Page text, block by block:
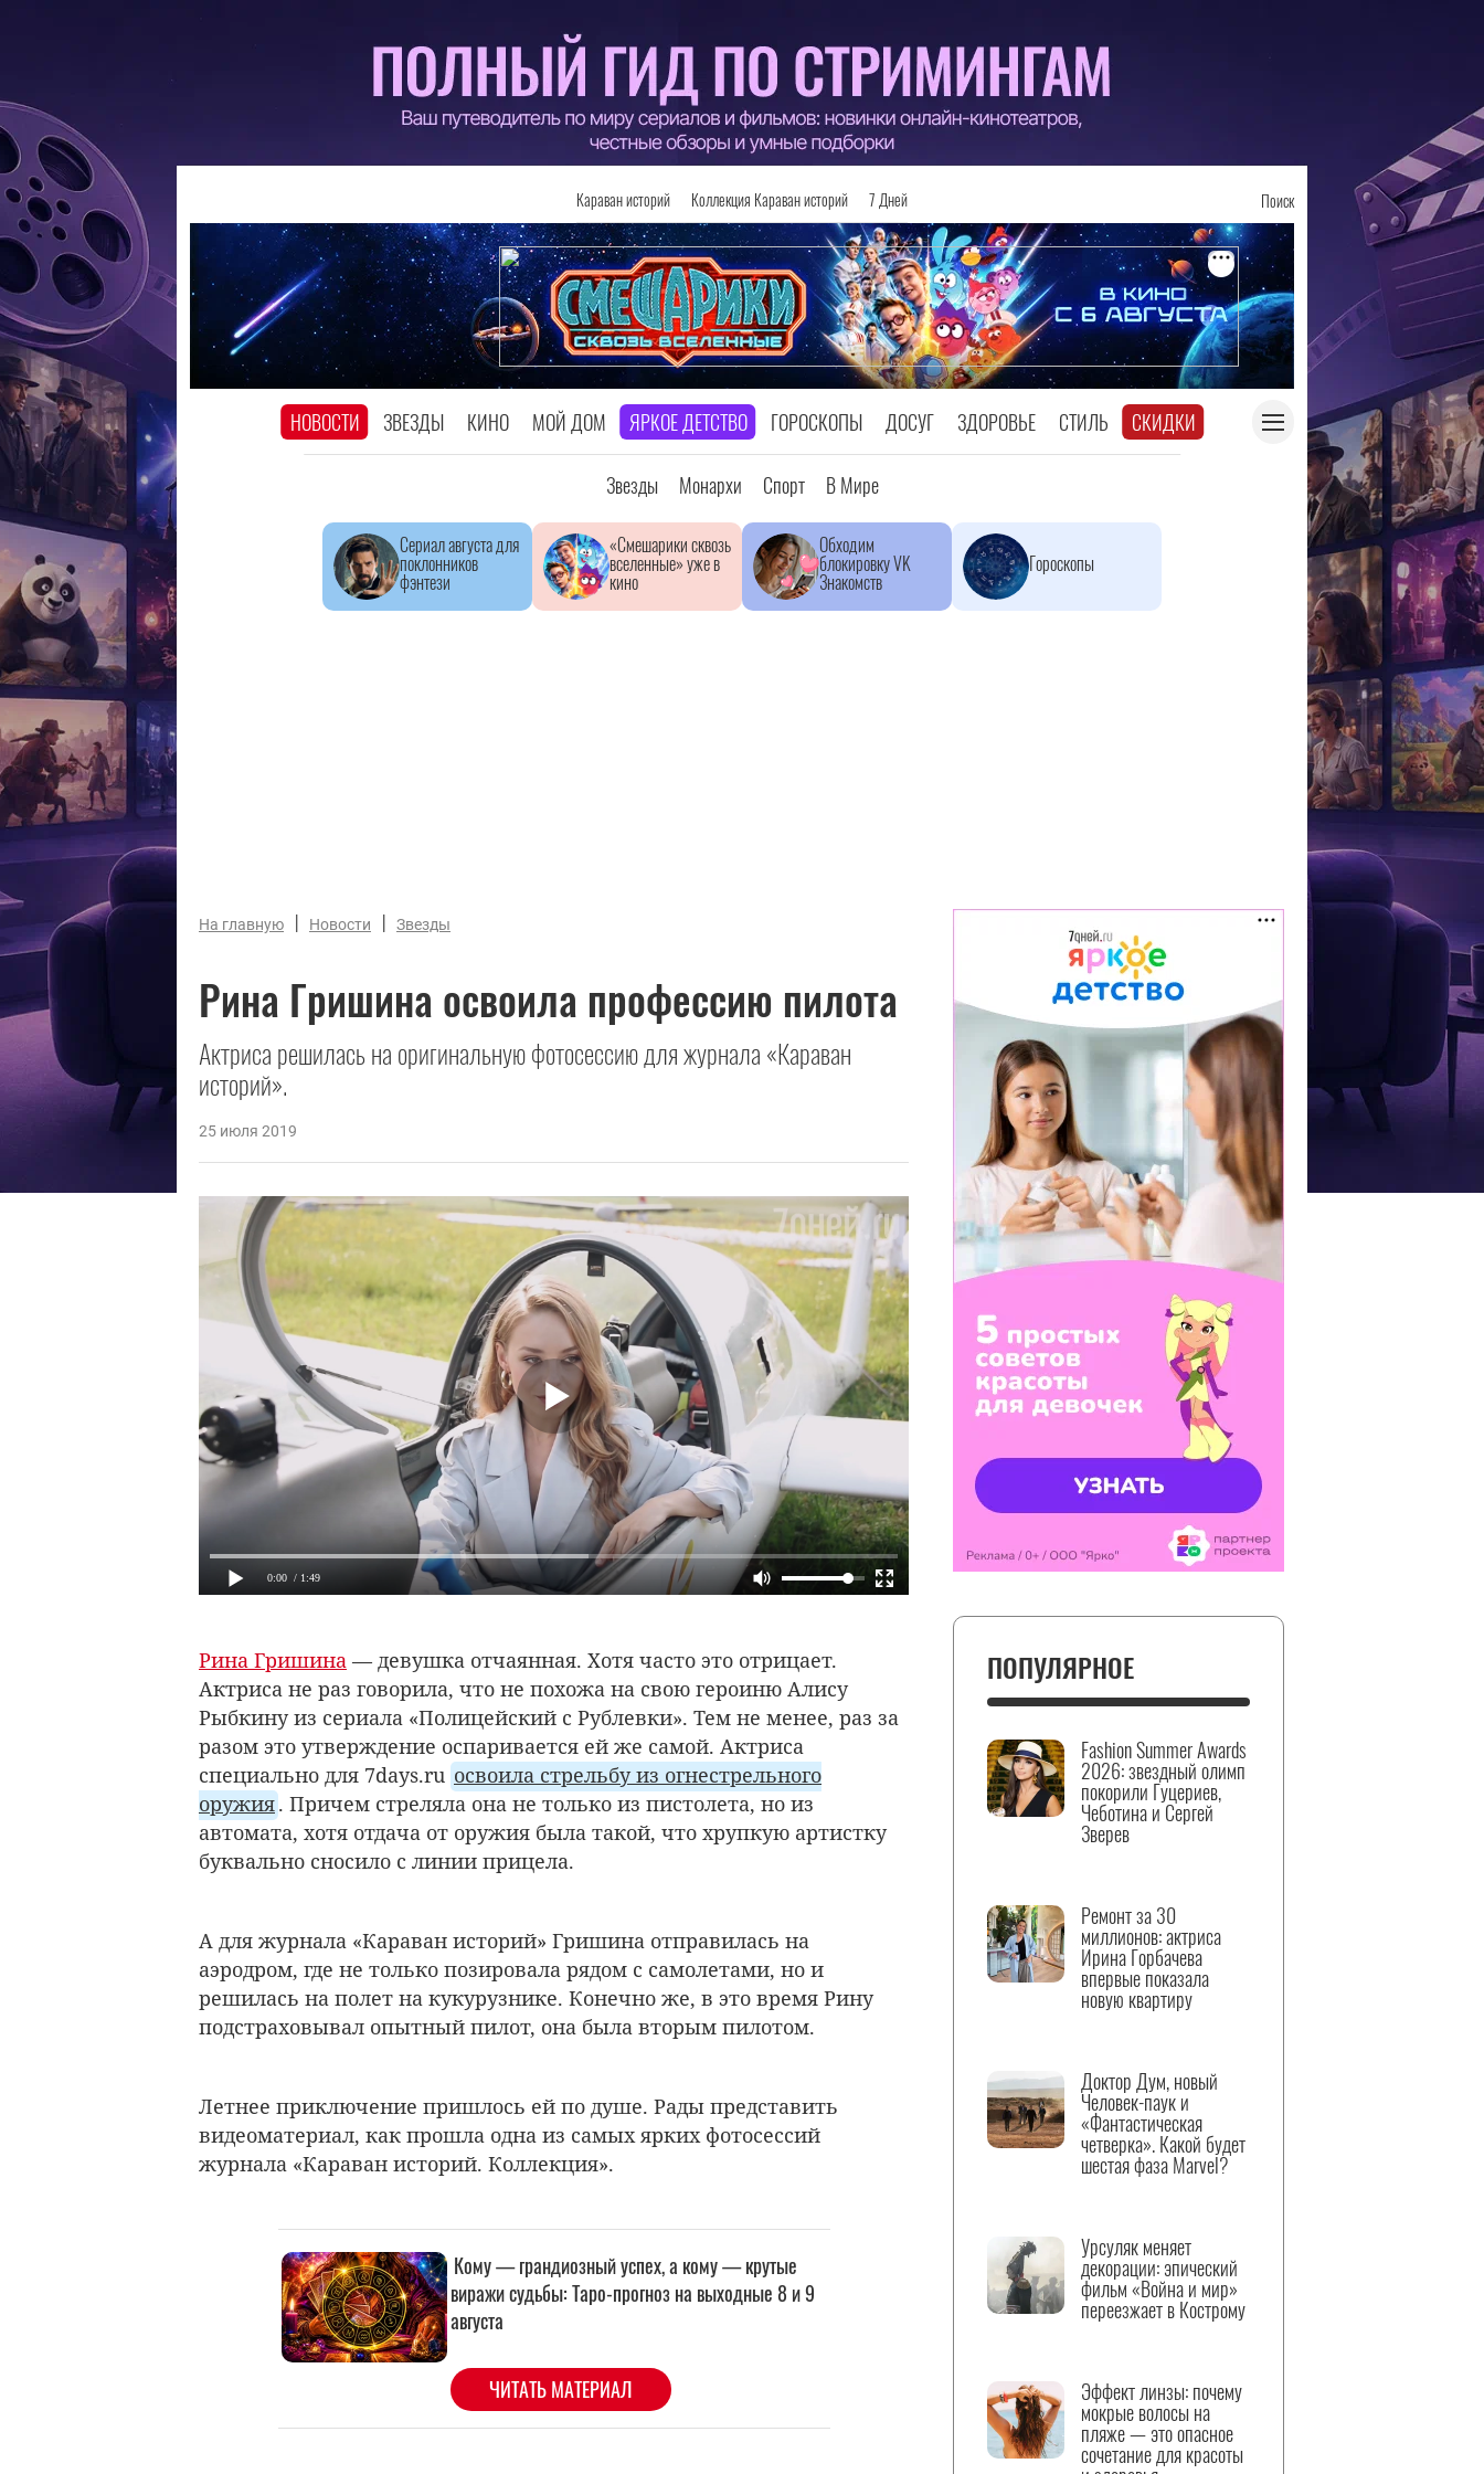
Караван историй Коллекция Караван историй 7 Дней Поиск
НОВОСТИ ЗВЕЗДЫ КИНО МОЙ ДОМ ЯРКОЕ ДЕТСТВО ГОРОСКОПЫ ДОСУГ ЗДОРОВЬЕ СТИЛЬ СКИДКИ
Звезды Монархи Спорт В Мире
Сериал августа для
поклонников
фэнтези
«Смешарики сквозь
вселенные» уже в
кино
Обходим
блокировку VK
Знакомств
Гороскопы
На главную | Новости | Звезды
Рина Гришина освоила профессию пилота
Актриса решилась на оригинальную фотосессию для журнала «Караван
историй».
25 июля 2019
0:00 / 1:49
Рина Гришина — девушка отчаянная. Хотя часто это отрицает.
Актриса не раз говорила, что не похожа на свою героиню Алису
Рыбкину из сериала «Полицейский с Рублевки». Тем не менее, раз за
разом это утверждение оспаривается ей же самой. Актриса
специально для 7days.ru освоила стрельбу из огнестрельного
оружия. Причем стреляла она не только из пистолета, но из
автомата, хотя отдача от оружия была такой, что хрупкую артистку
буквально сносило с линии прицела.
А для журнала «Караван историй» Гришина отправилась на
аэродром, где не только позировала рядом с самолетами, но и
решилась на полет на кукурузнике. Конечно же, в это время Рину
подстраховывал опытный пилот, она была вторым пилотом.
Летнее приключение пришлось ей по душе. Рады представить
видеоматериал, как прошла одна из самых ярких фотосессий
журнала «Караван историй. Коллекция».
ПОПУЛЯРНОЕ
Fashion Summer Awards
2026: звездный олимп
покорили Гуцериев,
Чеботина и Сергей
Зверев
Ремонт за 30
миллионов: актриса
Ирина Горбачева
впервые показала
новую квартиру
Доктор Дум, новый
Человек-паук и
«Фантастическая
четверка». Какой будет
шестая фаза Marvel?
Урсуляк меняет
декорации: эпический
фильм «Война и мир»
переезжает в Кострому
Эффект линзы: почему
мокрые волосы на
пляже — это опасное
сочетание для красоты